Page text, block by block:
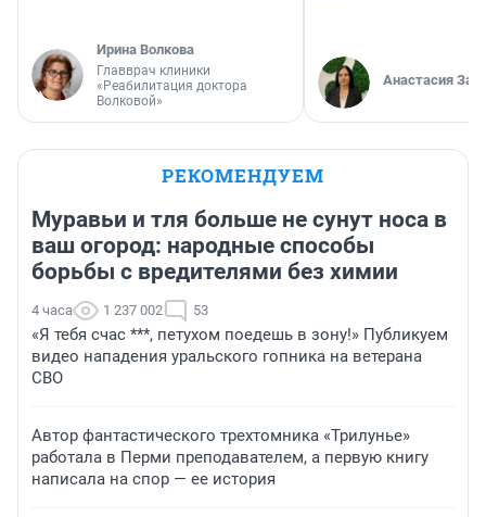
Ирина Волкова
Главврач клиники
«Реабилитация доктора
Волковой»
Анастасия
РЕКОМЕНДУЕМ
Муравьи и тля больше не сунут носа в
ваш огород: народные способы
борьбы с вредителями без химии
4 часа 1 237 002 53
«Я тебя счас ***, петухом поедешь в зону!» Публикуем
видео нападения уральского гопника на ветерана
СВО
Автор фантастического трехтомника «Трилунье»
работала в Перми преподавателем, а первую книгу
написала на спор — ее история